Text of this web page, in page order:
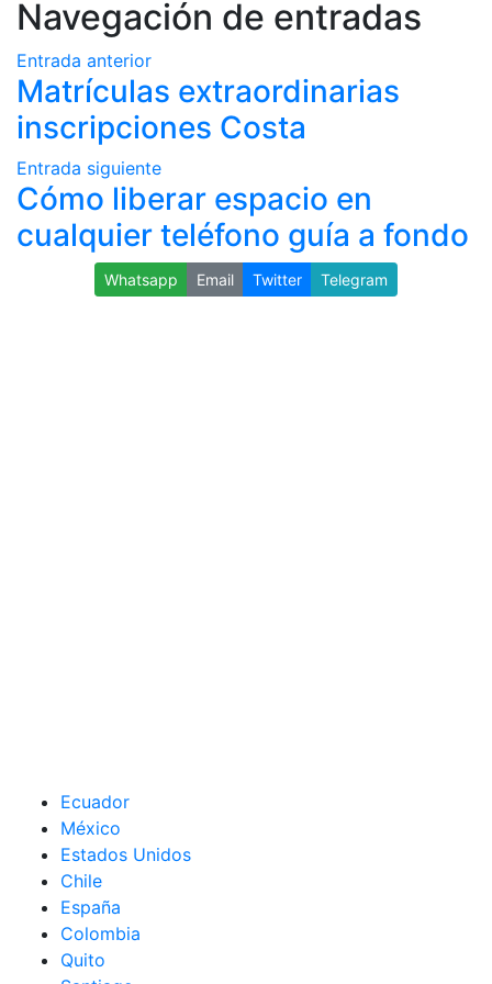
Navegación de entradas
Entrada anterior
Matrículas extraordinarias
inscripciones Costa
Entrada siguiente
Cómo liberar espacio en
cualquier teléfono guía a fondo
Whatsapp Email Twitter Telegram
Ecuador
México
Estados Unidos
Chile
España
Colombia
Quito